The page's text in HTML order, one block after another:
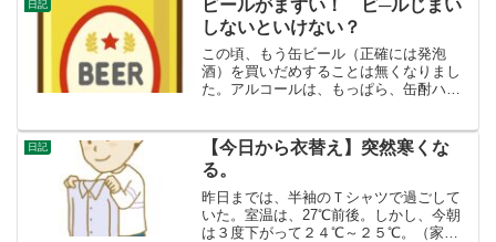
日記
ビールがまずい！ ビ─ルじまい
しないといけない？
この頃、もう缶ビール（正確には発泡
酒）を買いだめすることは無くなりまし
た。アルコールは、もっぱら、缶酎ハイ
で歩き回り汗をかいたので、ひさしぶり
に、帰りに３５０ｃｃの缶ビ...
日記
【今日から衣替え】突然寒くな
る。
昨日までは、半袖のＴシャツで過ごして
いた。室温は、27℃前後。しかし、今朝
は３度下がって２４℃～２５℃。（家の